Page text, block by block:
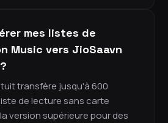
mes listes de
Music vers JioSaavn
transfère jusqu'à 600
de lecture sans carte
version supérieure pour des